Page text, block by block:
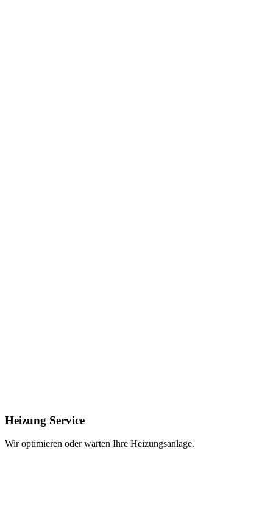
Heizung Service
Wir optimieren oder warten Ihre Heizungsanlage.